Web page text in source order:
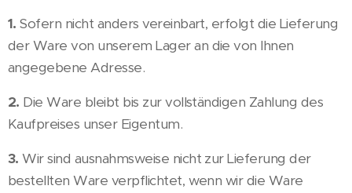
1. Sofern nicht anders vereinbart, erfolgt die Lieferung
der Ware von unserem Lager an die von Ihnen
angegebene Adresse.
2. Die Ware bleibt bis zur vollständigen Zahlung des
Kaufpreises unser Eigentum.
3. Wir sind ausnahmsweise nicht zur Lieferung der
bestellten Ware verpflichtet, wenn wir die Ware